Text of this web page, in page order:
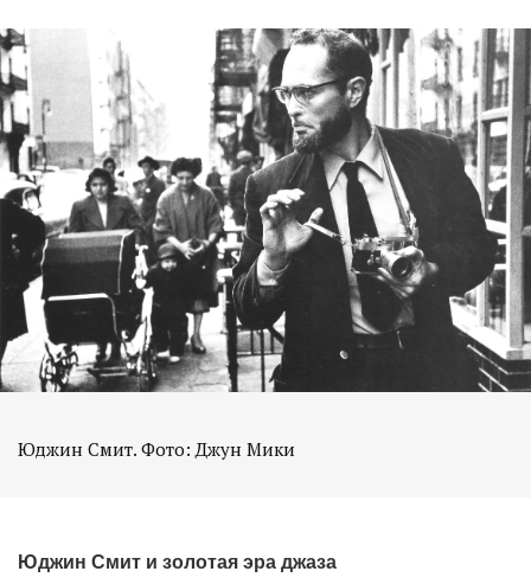
Юджин Смит. Фото: Джун Мики
Юджин Смит и золотая эра джаза